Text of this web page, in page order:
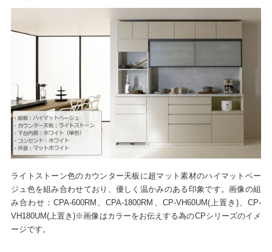
ライトストーン色のカウンター天板に超マット素材のハイマットベー
ジュ色を組み合わせており、優しく温かみのある印象です。画像の組
み合わせ：CPA-600RM、CPA-1800RM、CP-VH60UM(上置き)、CP-
VH180UM(上置き)※画像はカラーをお伝えする為のCPシリーズのイメ
ージです。